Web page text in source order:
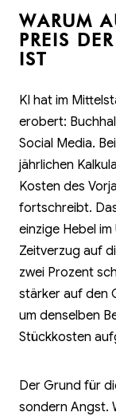
WARUM
PREIS
IST
KI hat im
erobert:
Social Media.
jährlichen
Kosten des
fortschreibt.
einzige Hebel
Zeitverzug auf
zwei Prozent
stärker auf den
um denselben
Stückkosten
Der Grund für
sondern Angst.